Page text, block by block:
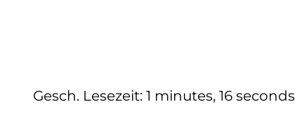
Gesch. Lesezeit 1 minutes, 16 seconds